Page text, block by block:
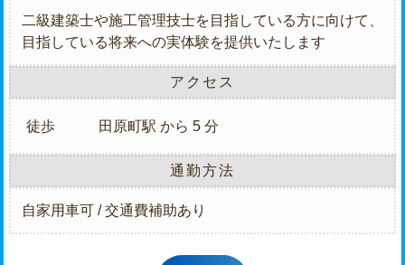
二級建築士や施工管理技士を目指している方に向けて、
目指している将来への実体験を提供いたします
アクセス
徒歩 田原町駅 から 5 分
通勤方法
自家用車可 / 交通費補助あり